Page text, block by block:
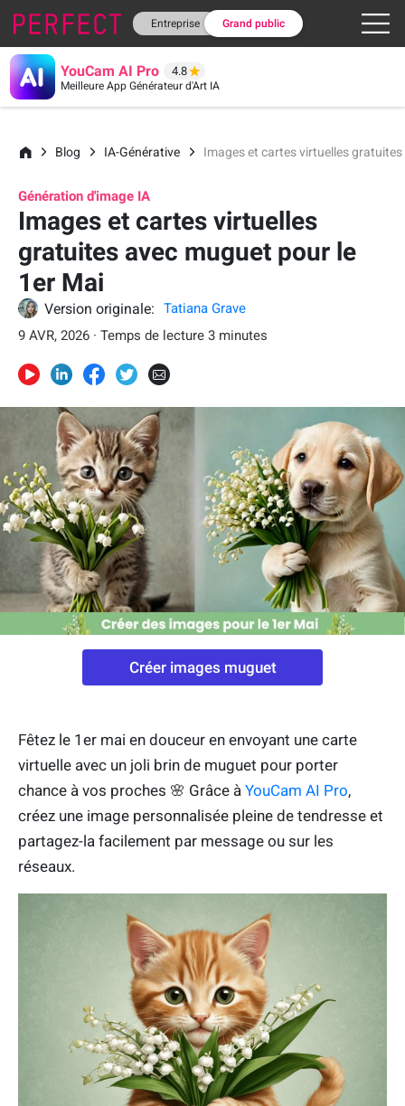
Entreprise Grand public
YouCam AI Pro 4.8
Meilleure App Générateur d'Art IA
Blog IA-Générative Images et cartes virtuelles
Génération d'image IA
Images et cartes virtuelles
gratuites avec muguet pour le
1er Mai
Version originale:
Tatiana Grave
9 AVR, 2026 · Temps de lecture 3 minutes
Créer images muguet
Fêtez le 1er mai en douceur en envoyant une carte
virtuelle avec un joli brin de muguet pour porter
chance à vos proches 🌸 Grâce à YouCam AI Pro,
créez une image personnalisée pleine de tendresse et
partagez-la facilement par message ou sur les
réseaux.